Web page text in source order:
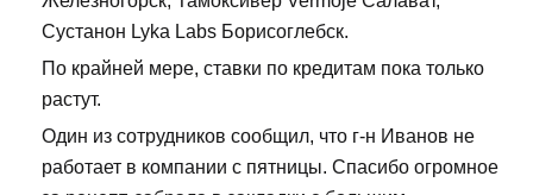
Сустанон Lyka Labs Борисоглебск.
По крайней мере, ставки по кредитам пока только
растут.
Один из сотрудников сообщил, что г-н Иванов не
работает в компании с пятницы. Спасибо огромное